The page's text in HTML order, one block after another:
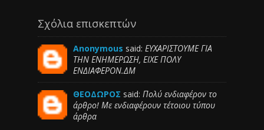
Σχόλια επισκεπτών
Anonymous said: ΕΥΧΑΡΙΣΤΟΥΜΕ ΓΙΑ
ΤΗΝ ΕΝΗΜΕΡΩΣΗ, ΕΙΧΕ ΠΟΛΥ
ΕΝΔΙΑΦΕΡΟΝ.ΔΜ
ΘΕΟΔΩΡΟΣ said: Πολύ ενδιαφέρον το
άρθρο! Με ενδιαφέρουν τέτοιου τύπου
άρθρα